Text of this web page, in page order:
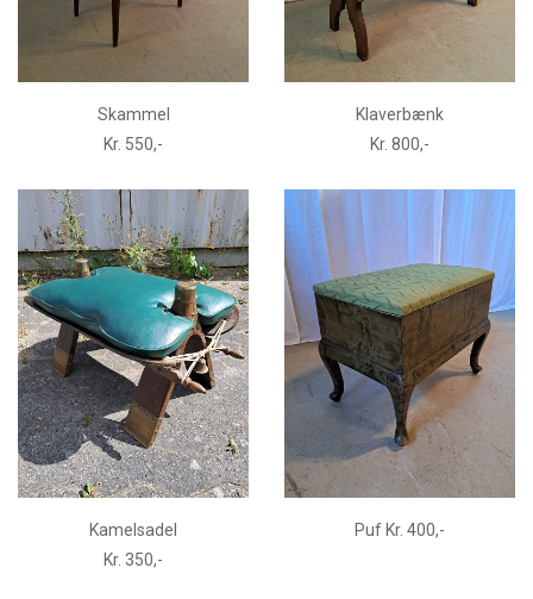
Skammel
Kr. 550,-
Klaverbænk
Kr. 800,-
Kamelsadel
Kr. 350,-
Puf Kr. 400,-